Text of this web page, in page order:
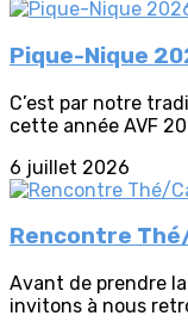
Pique-Nique
C’est par notre
cette année AVF
6 juillet 2026
Rencontre
Avant de prendre
invitons à nous